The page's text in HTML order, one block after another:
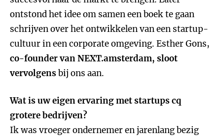
ontstond het idee om samen een boek te gaan
schrijven over het ontwikkelen van een startup-
cultuur in een corporate omgeving. Esther Gons,
co-founder van NEXT.amsterdam, sloot
vervolgensbij ons aan.
Wat is uw eigen ervaring met startups cq
grotere bedrijven?
Ik was vroeger ondernemer en jarenlang bezig